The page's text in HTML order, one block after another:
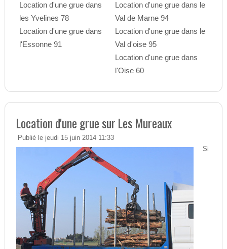
Location d'une grue dans
les Yvelines 78
Location d'une grue dans
l'Essonne 91
Location d'une grue dans le
Val de Marne 94
Location d'une grue dans le
Val d'oise 95
Location d'une grue dans
l'Oise 60
Location d'une grue sur Les Mureaux
Publié le jeudi 15 juin 2014 11:33
Si